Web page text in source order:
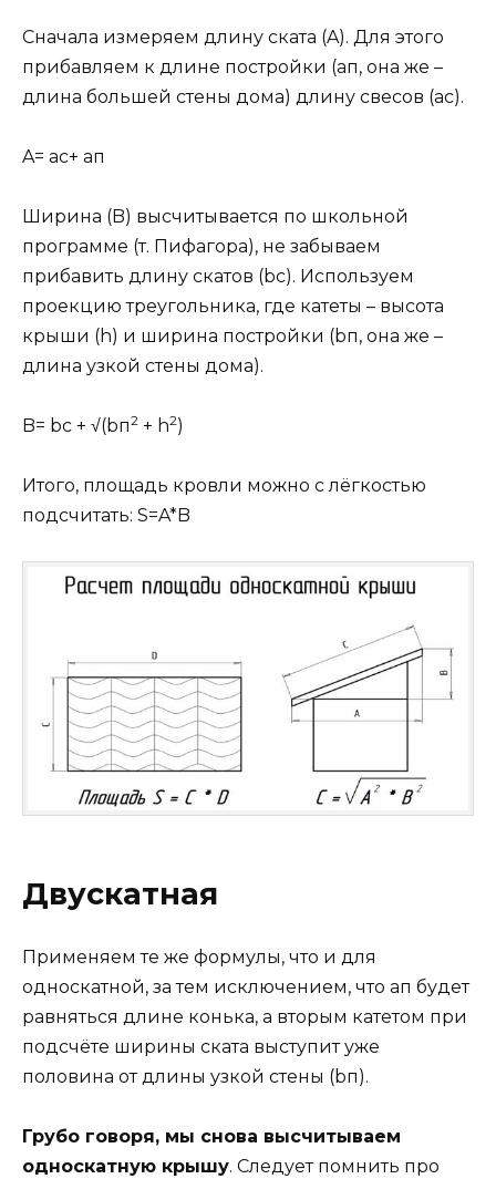
Сначала измеряем длину ската (A). Для этого
прибавляем к длине постройки (aп, она же –
длина большей стены дома) длину свесов (ac).
A= ac+ aп
Ширина (B) высчитывается по школьной
программе (т. Пифагора), не забываем
прибавить длину скатов (bс). Используем
проекцию треугольника, где катеты – высота
крыши (h) и ширина постройки (bп, она же –
длина узкой стены дома).
B= bc + √(bп2 + h2)
Итого, площадь кровли можно с лёгкостью
подсчитать: S=A*B
Двускатная
Применяем те же формулы, что и для
односкатной, за тем исключением, что aп будет
равняться длине конька, а вторым катетом при
подсчёте ширины ската выступит уже
половина от длины узкой стены (bп).
Грубо говоря, мы снова высчитываем
односкатную крышу. Следует помнить про